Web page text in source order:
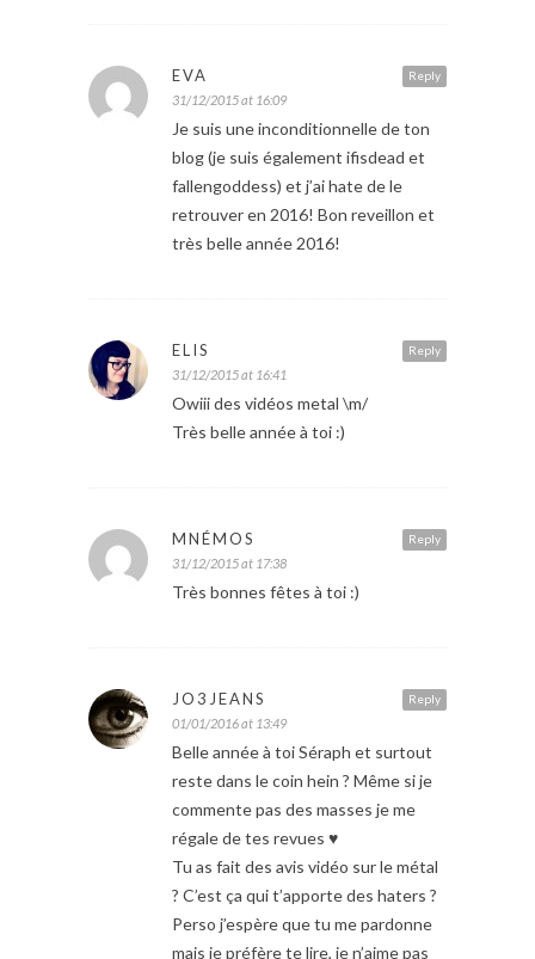
Reply
EVA
31/12/2015 at 16:09
Je suis une inconditionnelle de ton
blog (je suis également ifisdead et
fallengoddess) et j’ai hate de le
retrouver en 2016! Bon reveillon et
très belle année 2016!
Reply
ELIS
31/12/2015 at 16:41
Owiii des vidéos metal \m/
Très belle année à toi :)
Reply
MNÉMOS
31/12/2015 at 17:38
Très bonnes fêtes à toi :)
Reply
JO3JEANS
01/01/2016 at 13:49
Belle année à toi Séraph et surtout
reste dans le coin hein ? Même si je
commente pas des masses je me
régale de tes revues ♥
Tu as fait des avis vidéo sur le métal
? C’est ça qui t’apporte des haters ?
Perso j’espère que tu me pardonne
mais je préfère te lire, je n’aime pas